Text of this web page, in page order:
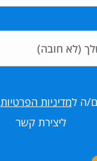
ה למדיניות הפרטיות
ליצירת קשר